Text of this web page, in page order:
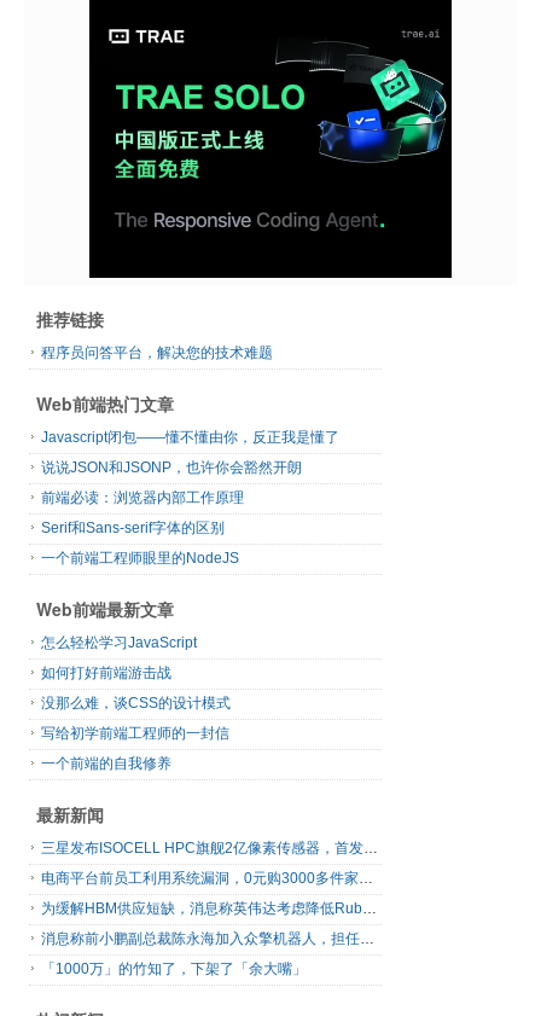
推荐链接
程序员问答平台，解决您的技术难题
Web前端热门文章
Javascript闭包——懂不懂由你，反正我是懂了
说说JSON和JSONP，也许你会豁然开朗
前端必读：浏览器内部工作原理
Serif和Sans-serif字体的区别
一个前端工程师眼里的NodeJS
Web前端最新文章
怎么轻松学习JavaScript
如何打好前端游击战
没那么难，谈CSS的设计模式
写给初学前端工程师的一封信
一个前端的自我修养
最新新闻
三星发布ISOCELL HPC旗舰2亿像素传感器，首发16-bit RAW输出
电商平台前员工利用系统漏洞，0元购3000多件家电！
为缓解HBM供应短缺，消息称英伟达考虑降低Rubin Ultra GPU配置
消息称前小鹏副总裁陈永海加入众擎机器人，担任运营总裁
「1000万」的竹知了，下架了「余大嘴」